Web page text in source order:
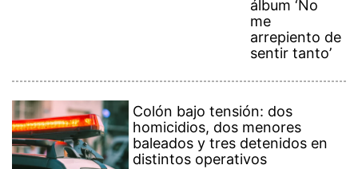
álbum ‘No
me
arrepiento de
sentir tanto’
Colón bajo tensión: dos
homicidios, dos menores
baleados y tres detenidos en
distintos operativos